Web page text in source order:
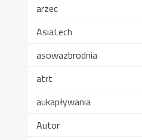
arzec
AsiaLech
asowazbrodnia
atrt
aukapływania
Autor